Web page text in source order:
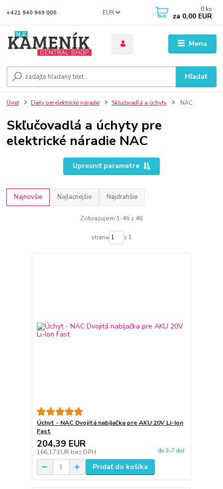
Menu
EUR
Hľadať
+421 940 949 000 0 ks
za 0,00 EUR
Úvod Diely pre elektrické náradie Skľučovadlá a úchyty NAC
Skľučovadlá a úchyty pre
elektrické náradie NAC
Upresniť parametre
Najnovšie Najlacnejšie Najdrahšie
Zobrazujem 1-46 z 46
strana z 1
Úchyt - NAC Dvojitá nabíjačka pre AKU 20V Li-Ion
Fast
204,39 EUR
166,17 EUR bez DPH do 3-7 dní
Pridať do košíka